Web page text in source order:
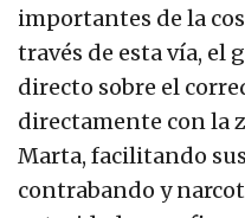
importantes de la
través de esta vía, el
directo sobre el
directamente con la
Marta, facilitando
contrabando y